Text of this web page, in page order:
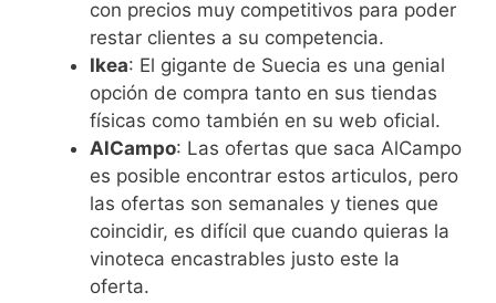
con precios muy competitivos para poder
restar clientes a su competencia.
Ikea: El gigante de Suecia es una genial
opción de compra tanto en sus tiendas
físicas como también en su web oficial.
AlCampo: Las ofertas que saca AlCampo
es posible encontrar estos articulos, pero
las ofertas son semanales y tienes que
coincidir, es difícil que cuando quieras la
vinoteca encastrables justo este la
oferta.